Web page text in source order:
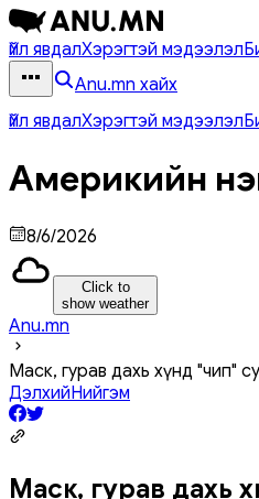
Үйл явдалХэрэгтэй мэдээлэл
Anu.mn хайх
Үйл явдалХэрэгтэй мэдээлэл
Америкийн
8/6/2026
Click to
show weather
Anu.mn
Маск, гурав дахь хүнд "чип"
ДэлхийНийгэм
Маск, гурав дахь